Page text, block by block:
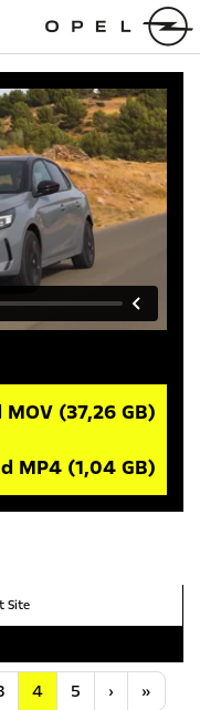
MOV (37,26 GB)
MP4 (1,04 GB)
Site
4 5 ›Nächste
»